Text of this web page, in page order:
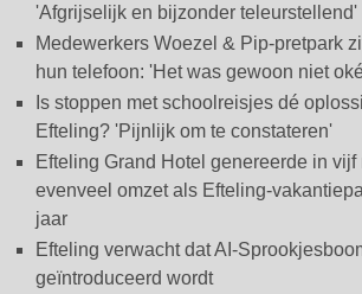
'Afgrijselijk en bijzonder teleurstellend'
Medewerkers Woezel & Pip-pretpark
hun telefoon: 'Het was gewoon niet
Is stoppen met schoolreisjes dé
Efteling? 'Pijnlijk om te constateren'
Efteling Grand Hotel genereerde in vijf
evenveel omzet als Efteling-
jaar
Efteling verwacht dat AI-
geïntroduceerd wordt